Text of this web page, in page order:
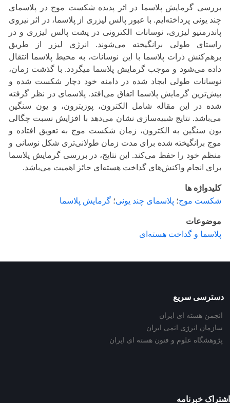
بررسی گرمایش پلاسما در اثر پدیده شکست موج در پلاسمای
چند یونی پرداخته‌ایم. با عبور پالس لیزری از پلاسما، در اثر نیروی
پاندرمتیو لیزری، نوسانات الکترونی در پشت پالس لیزری و در
راستای طولی برانگیخته می‌شوند. انرژی لیزر از طریق
برهم‌کنش ذرات پلاسما با این نوسانات، به محیط پلاسما انتقال
داده می‌شود و موجب گرمایش پلاسما میگردد. با گذشت زمان،
نوسانات طولی ایجاد شده در دامنه خود دچار شکست شده و
بیش‌ترین گرمایش پلاسما اتفاق می‌افتد. پلاسمای در نظر گرفته
‌شده در این مقاله شامل الکترون، پوزیترون، و یون سنگین
می‌باشد. نتایج شبیه‌سازی نشان می‌دهد با افزایش نسبت چگالی
یون سنگین به الکترون، زمان شکست موج به تعویق افتاده و
موج برانگیخته شده برای مدت زمان طولانی‌تری شکل نوسانی و
منظم خود را حفظ می‌کند. این نتایج، در بررسی گرمایش پلاسما
برای انجام واکنش‌های گداخت هسته‌ای حائز اهمیت می‌باشد.
کلیدواژه ها
شکست موج؛ پلاسمای چند یونی؛ گرمایش پلاسما
موضوعات
پلاسما و گداخت هسته‌ای
دسترسی سریع
انجمن هسته ای ایران
سازمان انرژی اتمی ایران
پژوهشگاه علوم و فنون هسته ای ایران
اشتراک خبرنامه